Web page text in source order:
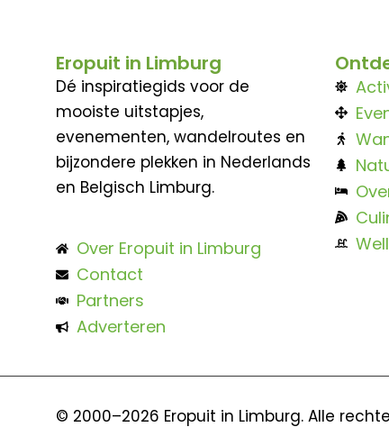
Eropuit in Limburg
Dé inspiratiegids voor de
mooiste uitstapjes,
evenementen, wandelroutes en
bijzondere plekken in Nederlands
en Belgisch Limburg.
Over Eropuit in Limburg
Contact
Partners
Adverteren
© 2000–2026 Eropuit in Limburg. Alle